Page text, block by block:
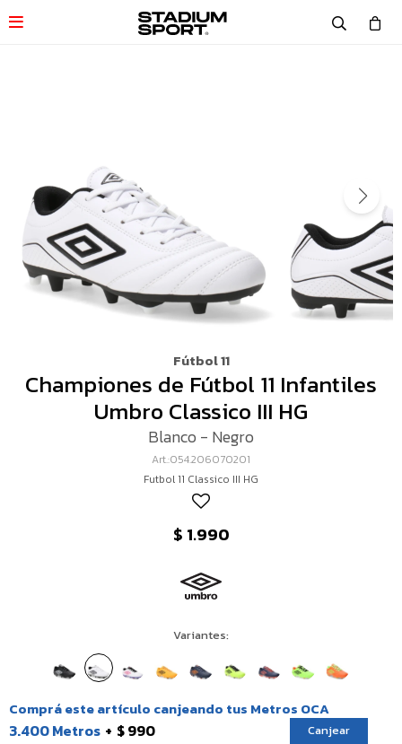

Fútbol 11
Championes de Fútbol 11 Infantiles
Umbro Classico III HG
Blanco - Negro
054.206070201
Futbol 11 Classico III HG
$ 1.990
Variantes:
Comprá este artículo canjeando tus Metros OCA
3.400 Metros $ 990 Canjear